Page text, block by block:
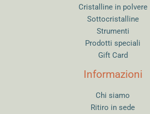
Cristalline in polvere
Sottocristalline
Strumenti
Prodotti speciali
Gift Card
Informazioni
Chi siamo
Ritiro in sede